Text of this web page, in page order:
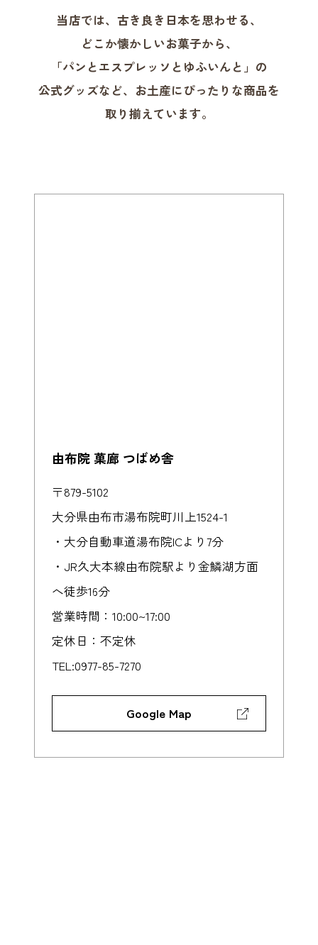
当店では、古き良き日本を思わせる、
どこか懐かしいお菓子から、
「パンとエスプレッソとゆふいんと」の
公式グッズなど、お土産にぴったりな商品を
取り揃えています。
由布院 菓廊 つばめ舎
〒879-5102
大分県由布市湯布院町川上1524-1
・大分自動車道湯布院ICより7分
・JR久大本線由布院駅より金鱗湖方面
へ徒歩16分
営業時間：10:00~17:00
定休日：不定休
TEL:0977-85-7270
Google Map